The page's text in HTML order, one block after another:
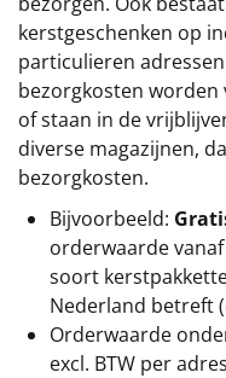
kerstgeschenken op
particulieren
bezorgkosten
of staan in de
diverse magazijnen,
bezorgkosten.
Bijvoorbeeld:
orderwaarde vanaf
soort
Nederland betreft
Orderwaarde
excl. BTW per